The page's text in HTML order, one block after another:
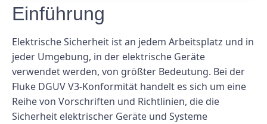
Einführung
Elektrische Sicherheit ist an jedem Arbeitsplatz und in
jeder Umgebung, in der elektrische Geräte
verwendet werden, von größter Bedeutung. Bei der
Fluke DGUV V3-Konformität handelt es sich um eine
Reihe von Vorschriften und Richtlinien, die die
Sicherheit elektrischer Geräte und Systeme